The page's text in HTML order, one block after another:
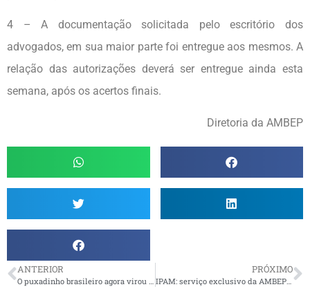
4 – A documentação solicitada pelo escritório dos
advogados, em sua maior parte foi entregue aos mesmos. A
relação das autorizações deverá ser entregue ainda esta
semana, após os acertos finais.
Diretoria da AMBEP
ANTERIOR PRÓXIMO
IPAM: serviço exclusivo da AMBEP para os seus associados